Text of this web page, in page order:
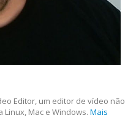
Editor, um editor de vídeo não
Mac e Windows. Mais